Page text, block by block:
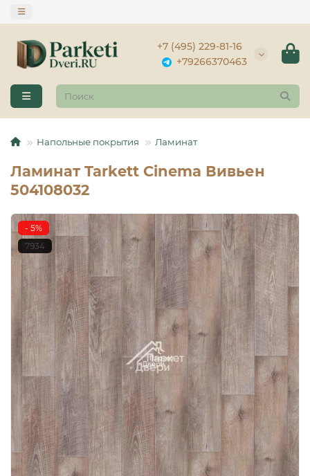
+7 (495) 229-81-16
+79266370463
Напольные покрытия Ламинат
Ламинат Tarkett Cinema Вивьен
504108032
- 5%
7934